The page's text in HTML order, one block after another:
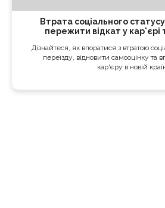
Втрата соціального статусу
пережити відкат у кар'єрі
Дізнайтеся, як впоратися з втратою
переїзду, відновити самооцінку та
кар'єру в новій